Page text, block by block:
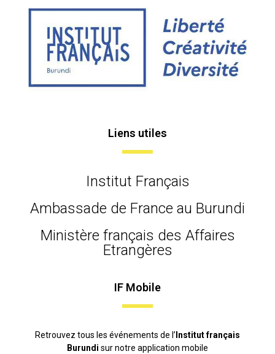
Liens utiles
Institut Français
Ambassade de France au Burundi
Ministère français des Affaires
Etrangères
IF Mobile
Retrouvez tous les événements de l’ Institut français
Burundi sur notre application mobile